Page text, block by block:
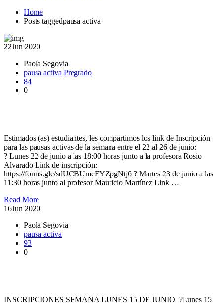
Home
Posts taggedpausa activa
22Jun 2020
Paola Segovia
pausa activa Pregrado
84
0
Estimados (as) estudiantes, les compartimos los link de Inscripción
para las pausas activas de la semana entre el 22 al 26 de junio:
? Lunes 22 de junio a las 18:00 horas junto a la profesora Rosio
Alvarado Link de inscripción:
https://forms.gle/sdUCBUmcFYZpgNtj6 ? Martes 23 de junio a las
11:30 horas junto al profesor Mauricio Martínez Link …
Read More
16Jun 2020
Paola Segovia
pausa activa
93
0
INSCRIPCIONES SEMANA LUNES 15 DE JUNIO ?Lunes 15